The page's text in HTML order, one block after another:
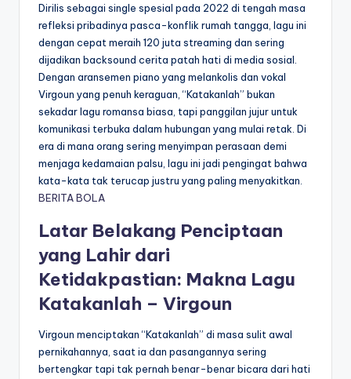
Dirilis sebagai single spesial pada 2022 di tengah masa
refleksi pribadinya pasca-konflik rumah tangga, lagu ini
dengan cepat meraih 120 juta streaming dan sering
dijadikan backsound cerita patah hati di media sosial.
Dengan aransemen piano yang melankolis dan vokal
Virgoun yang penuh keraguan, “Katakanlah” bukan
sekadar lagu romansa biasa, tapi panggilan jujur untuk
komunikasi terbuka dalam hubungan yang mulai retak. Di
era di mana orang sering menyimpan perasaan demi
menjaga kedamaian palsu, lagu ini jadi pengingat bahwa
kata-kata tak terucap justru yang paling menyakitkan.
BERITA BOLA
Latar Belakang Penciptaan
yang Lahir dari
Ketidakpastian: Makna Lagu
Katakanlah – Virgoun
Virgoun menciptakan “Katakanlah” di masa sulit awal
pernikahannya, saat ia dan pasangannya sering
bertengkar tapi tak pernah benar-benar bicara dari hati